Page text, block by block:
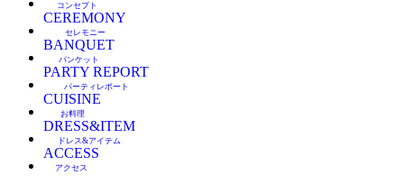
コンセプト
CEREMONY
セレモニー
BANQUET
バンケット
PARTY REPORT
パーティレポート
CUISINE
お料理
DRESS&ITEM
ドレス&アイテム
ACCESS
アクセス